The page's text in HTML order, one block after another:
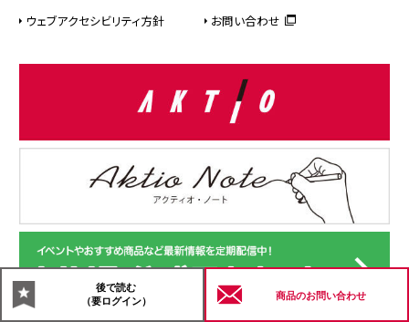
後で読む
（要ログイン）
商品のお問い合わせ
ウェブアクセシビリティ方針
お問い合わせ